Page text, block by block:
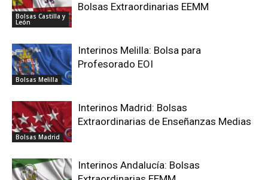
Bolsas Castilla y
León
Bolsas Extraordinarias EEMM
Bolsas Melilla
Interinos Melilla: Bolsa para
Profesorado EOI
Bolsas Madrid
Interinos Madrid: Bolsas
Extraordinarias de Enseñanzas Medias
Interinos Andalucía: Bolsas